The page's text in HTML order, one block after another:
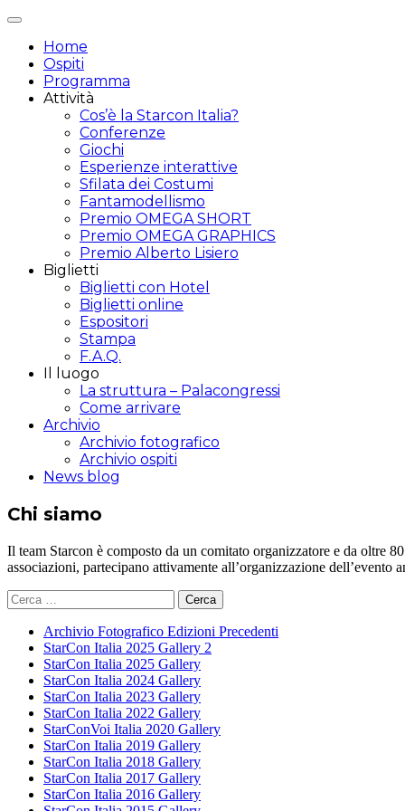
Attiva/disattiva
navigazione
Home
Ospiti
Programma
Attività
Cos’è la Starcon Italia?
Conferenze
Giochi
Esperienze interattive
Sfilata dei Costumi
Fantamodellismo
Premio OMEGA SHORT
Premio OMEGA GRAPHICS
Premio Alberto Lisiero
Biglietti
Biglietti con Hotel
Biglietti online
Espositori
Stampa
F.A.Q.
Il luogo
La struttura – Palacongressi
Come arrivare
Archivio
Archivio fotografico
Archivio ospiti
News blog
Chi siamo
Il team Starcon è composto da un comitato organizzatore e da oltre
associazioni, partecipano attivamente all’organizzazione
Ricerca
per:
Archivio Fotografico Edizioni Precedenti
StarCon Italia 2025 Gallery 2
StarCon Italia 2025 Gallery
StarCon Italia 2024 Gallery
StarCon Italia 2023 Gallery
StarCon Italia 2022 Gallery
StarConVoi Italia 2020 Gallery
StarCon Italia 2019 Gallery
StarCon Italia 2018 Gallery
StarCon Italia 2017 Gallery
StarCon Italia 2016 Gallery